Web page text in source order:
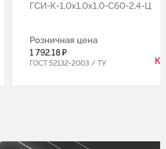
ГCИ-К-1,0х1,0х1,0-С60-2,4-Ц
Розничная цена
1 792.18 ₽
ГОСТ 52132-2003 / ТУ